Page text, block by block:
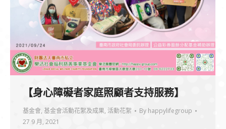
【身心障礙者家庭照顧者支持服務】
基金會, 基金會活動花絮及成果, 活動花絮 By happylifegroup
27 9 月, 2021